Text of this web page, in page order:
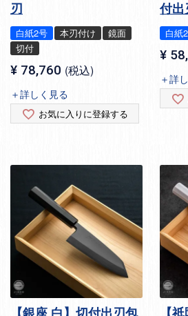
刃
白紙2号 本刃付け
鏡面
切付
¥ 78,760 税込
＋詳しく見る
お気に入りに登録する
付出
白紙
¥
＋詳
【銀座 白】切付出刃包
【